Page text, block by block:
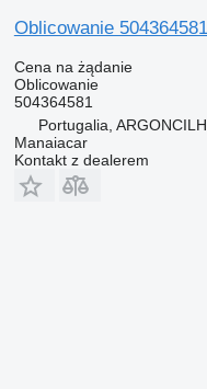
Oblicowanie
Cena na żądanie
Oblicowanie
504364581
Portugalia,
Manaiacar
Kontakt z dealerem